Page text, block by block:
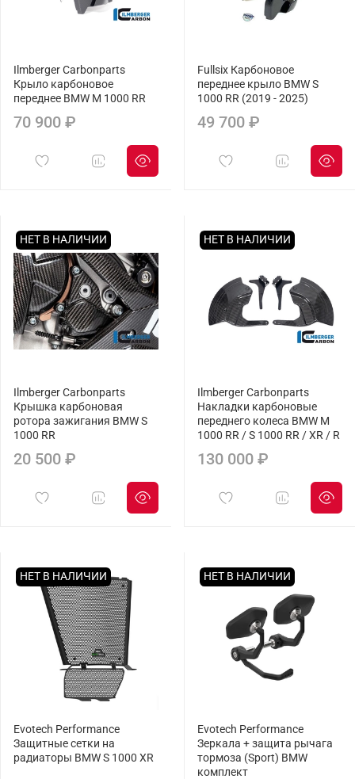
Ilmberger Carbonparts
Крыло карбоновое
переднее BMW M 1000 RR
70 900 ₽
Fullsix Карбоновое
переднее крыло BMW S
1000 RR (2019 - 2025)
49 700 ₽
НЕТ В НАЛИЧИИ
Ilmberger Carbonparts
Крышка карбоновая
ротора зажигания BMW S
1000 RR
20 500 ₽
НЕТ В НАЛИЧИИ
Ilmberger Carbonparts
Накладки карбоновые
переднего колеса BMW M
1000 RR / S 1000 RR / XR / R
130 000 ₽
НЕТ В НАЛИЧИИ
Evotech Performance
Защитные сетки на
радиаторы BMW S 1000 XR
НЕТ В НАЛИЧИИ
Evotech Performance
Зеркала + защита рычага
тормоза (Sport) BMW
комплект